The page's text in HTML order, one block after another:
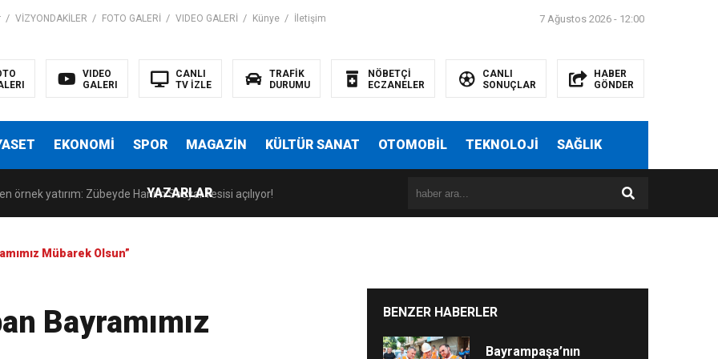
VİZYONDAKİLER FOTO GALERİ VIDEO GALERİ Künye İletişim 7 Ağustos 2026 - 12:00
VIDEO
GALERI
CANLI
TV İZLE
TRAFİK
DURUMU
NÖBETÇİ
ECZANELER
CANLI
SONUÇLAR
HABER
GÖNDER
EKONOMİ SPOR MAGAZİN KÜLTÜR SANAT OTOMOBİL TEKNOLOJİ SAĞLIK
YAZARLAR
Buluştu
rolü Kültürel Miras Söyleşileri’nde ele alındı
örnek yatırım: Zübeyde Hanım Sosyal Tesisi açılıyor!
rolü Kültürel Miras Söyleşileri’nde ele alındı
Mübarek Olsun”
Bayramımız
BENZER HABERLER
Bayrampaşa’nın